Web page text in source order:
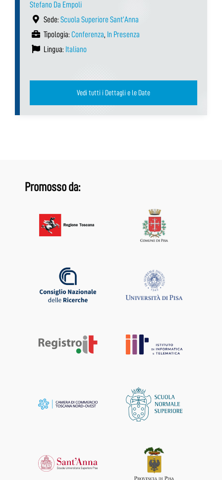
Stefano Da Empoli
Sede: Scuola Superiore Sant’Anna
Tipologia: Conferenza, In Presenza
Lingua: Italiano
Vedi tutti i Dettagli e le Date
Promosso da: